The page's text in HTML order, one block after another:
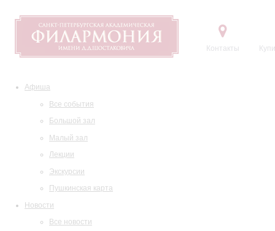
Контакты
Афиша
Все события
Большой зал
Малый зал
Лекции
Экскурсии
Пушкинская карта
Новости
Все новости